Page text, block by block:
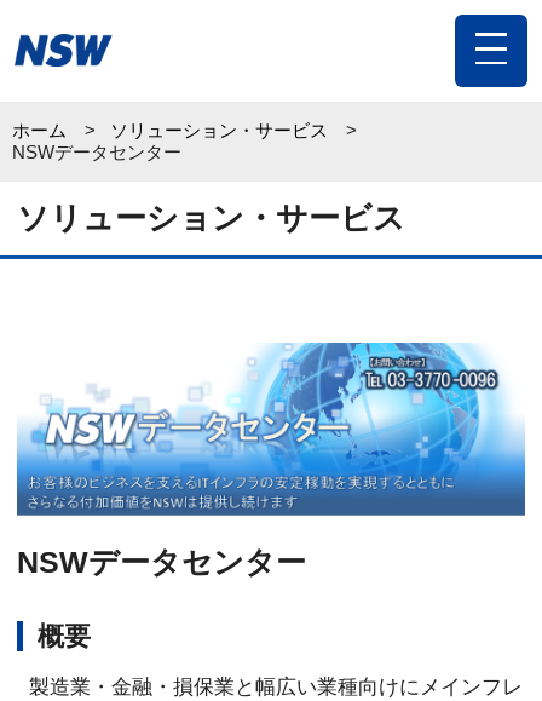
toggle
ホーム
ソリューション・サービス
NSWデータセンター
ソリューション・サービス
NSWデータセンター
概要
製造業・金融・損保業と幅広い業種向けにメインフレ